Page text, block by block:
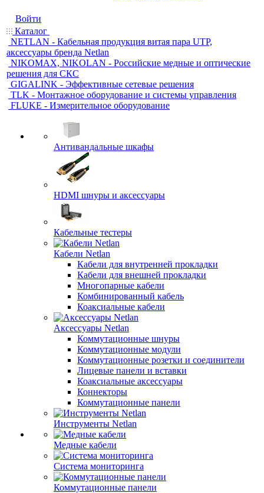
Войти
Каталог
NETLAN - Кабельная продукция витая пара UTP,
аксессуары бренда Netlan
NIKOMAX, NIKOLAN - Российские медные и оптические
решения для СКС
GIGALINK - Эффективные сетевые решения
TLK - Монтажное оборудование и системы управления
FLUKE - Измерительное оборудование
Антивандальные шкафы
HDMI шнуры и аксессуары
Кабельные тестеры
Кабели Netlan
Кабели для внутренней прокладки
Кабели для внешней прокладки
Многопарные кабели
Комбинированный кабель
Коаксиальные кабели
Аксессуары Netlan
Коммутационные шнуры
Коммутационные модули
Коммутационные розетки и соединители
Лицевые панели и вставки
Коаксиальные аксессуары
Коннекторы
Коммутационные панели
Инструменты Netlan
Медные кабели
Система мониторинга
Коммутационные панели